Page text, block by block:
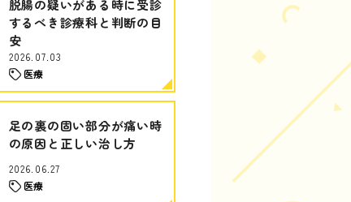
脱腸の疑いがある時に受診
するべき診療科と判断の目
安
2026.07.03
医療
足の裏の固い部分が痛い時
の原因と正しい治し方
2026.06.27
医療